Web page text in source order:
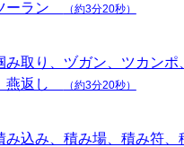
ーラン
（約3分20秒）
み取り、ヅガン、ツカンポ
燕返し
（約3分20秒）
み込み、積み場、積み符、